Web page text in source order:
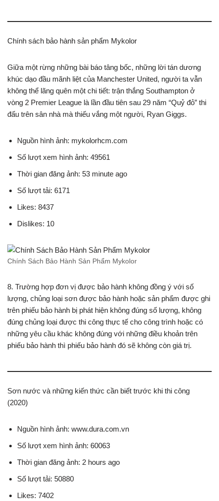
Chính sách bảo hành sản phẩm Mykolor
Giữa một rừng những bài báo tâng bốc, những lời tán dương
khúc dạo đầu mãnh liệt của Manchester United, người ta vẫn
không thể lãng quên một chi tiết: trận thắng Southampton ở
vòng 2 Premier League là lần đầu tiên sau 29 năm “Quỷ đỏ” thi
đấu trên sân nhà mà thiếu vắng một người, Ryan Giggs.
Nguồn hình ảnh: mykolorhcm.com
Số lượt xem hình ảnh: 49561
Thời gian đăng ảnh: 53 minute ago
Số lượt tải: 6171
Likes: 8437
Dislikes: 10
Chính Sách Bảo Hành Sản Phẩm Mykolor
8. Trường hợp đơn vị được bảo hành không đồng ý với số
lượng, chủng loại sơn được bảo hành hoặc sản phẩm được ghi
trên phiếu bảo hành bị phát hiện không đúng số lượng, không
đúng chủng loại được thi công thực tế cho công trình hoặc có
những yêu cầu khác không đúng với những điều khoản trên
phiếu bảo hành thì phiếu bảo hành đó sẽ không còn giá trị.
Sơn nước và những kiến thức cần biết trước khi thi công
(2020)
Nguồn hình ảnh: www.dura.com.vn
Số lượt xem hình ảnh: 60063
Thời gian đăng ảnh: 2 hours ago
Số lượt tải: 50880
Likes: 7402